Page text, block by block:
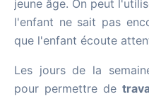
jeune âge. On peut
l'enfant ne sait pas
que l'enfant écoute
Les jours de la
pour permettre de